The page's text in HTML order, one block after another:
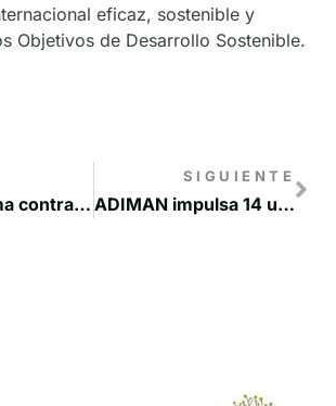
eficaz, sostenible y
Objetivos de Desarrollo Sostenible.
ADIMAN firma contratos de ayudas Leader con 9 empresas agroalimentarias que recibirán un total de 250.000 euros
SIGUIENTE
ADIMAN impulsa 14 unidades didácticas para acercar el potencial de la Manchuela Conquense a colegios e institutos